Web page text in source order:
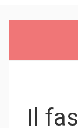
Il